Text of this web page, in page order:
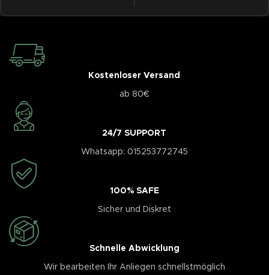
Kostenloser Versand
ab 80€
24/7 SUPPORT
Whatsapp: 015253772745
100% SAFE
Sicher und Diskret
Schnelle Abwicklung
Wir bearbeiten Ihr Anliegen schnellstmöglich